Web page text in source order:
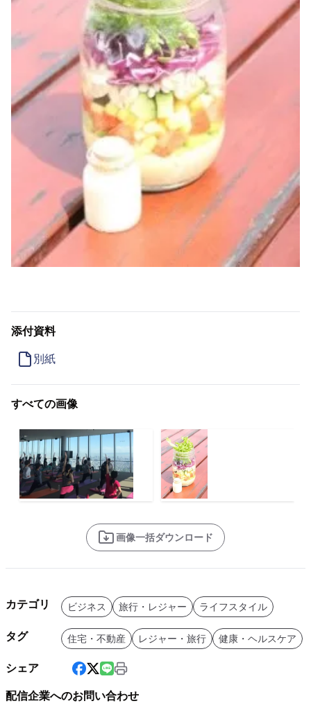
添付資料
別紙
すべての画像
画像一括ダウンロード
カテゴリ ビジネス 旅行・レジャー ライフスタイル
タグ 住宅・不動産 レジャー・旅行 健康・ヘルスケア
シェア
配信企業へのお問い合わせ